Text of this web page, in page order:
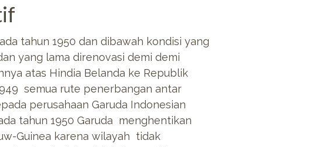
tahun 1950 dan dibawah kondisi yang
yang lama direnovasi demi demi
atas Hindia Belanda ke Republik
semua rute penerbangan antar
perusahaan Garuda Indonesian
tahun 1950 Garuda menghentikan
Guinea karena wilayah tidak